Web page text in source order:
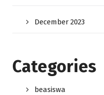
December 2023
Categories
beasiswa